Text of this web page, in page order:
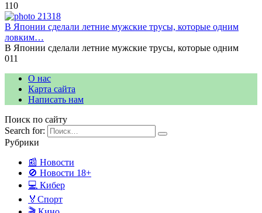
110
В Японии сделали летние мужские трусы, которые одним
ловким…
В Японии сделали летние мужские трусы, которые одним
011
О нас
Карта сайта
Написать нам
Поиск по сайту
Search for:
Рубрики
📰 Новости
🚫 Новости 18+
💻 Кибер
🏅Спорт